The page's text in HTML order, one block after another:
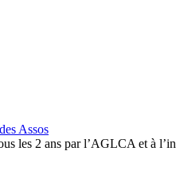
Assos
les 2 ans par l’AGLCA et à